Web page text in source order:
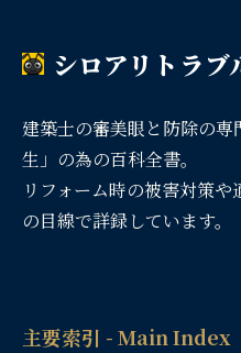
シロアリトラブ
建築士の審美眼と防除の
生」の為の百科全書。
リフォーム時の被害対策
の目線で詳録しています。
主要索引 - Main Index